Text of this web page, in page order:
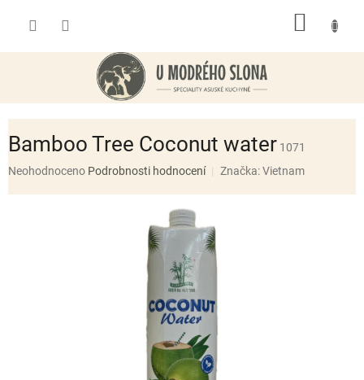
Bamboo Tree Coconut water 1071
Průměrné
Neohodnoceno Podrobnosti hodnocení Značka:Vietnam